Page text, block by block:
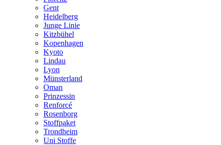
Gent
Heidelberg
Junge Linie
Kitzbühel
Kopenhagen
Kyoto
Lindau
Lyon
Münsterland
Oman
Prinzessin
Renforcé
Rosenborg
Stoffpaket
Trondheim
Uni Stoffe